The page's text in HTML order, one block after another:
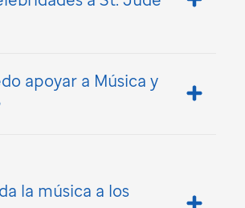
apoyar a Música y
la música a los